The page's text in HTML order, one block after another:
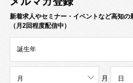
新着求人やセミナー・イベントなど高知の
（月2回程度配信中）
月